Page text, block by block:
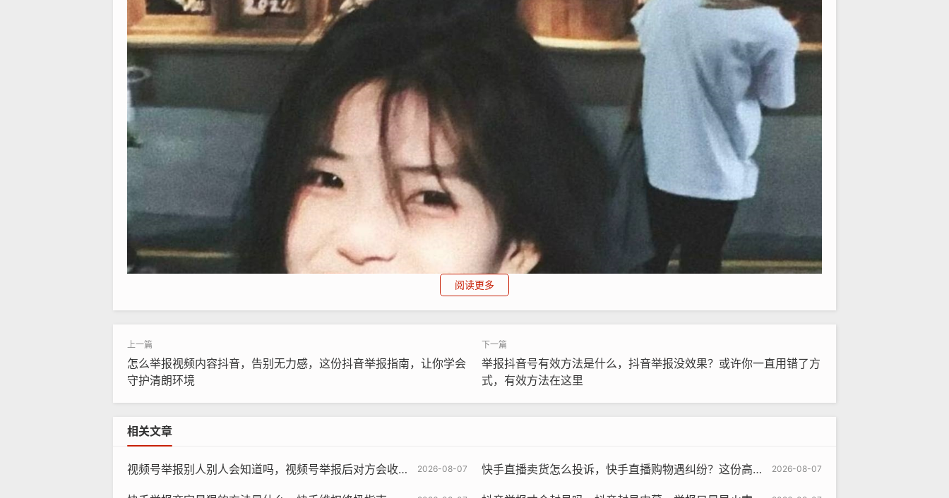
阅读更多
怎么举报视频内容抖音，告别无力感，这份抖音举报指南，让你学会
守护清朗环境
举报抖音号有效方法是什么，抖音举报没效果？或许你一直用错了方
式，有效方法在这里
相关文章
2026-08-07
视频号举报别人别人会知道吗，视频号举报后对方会收到通知吗？一篇讲透平台的隐私保护规则 2026-08-07
快手直播卖货怎么投诉，快手直播购物遇纠纷？这份高效投诉指南请收好